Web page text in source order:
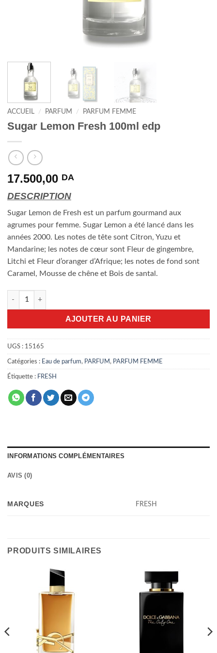
ACCUEIL / PARFUM / PARFUM FEMME
Sugar Lemon Fresh 100ml edp
17.500,00 DA
DESCRIPTION
Sugar Lemon de Fresh est un parfum gourmand aux
agrumes pour femme. Sugar Lemon a été lancé dans les
années 2000. Les notes de tête sont Citron, Yuzu et
Mandarine; les notes de cœur sont Fleur de gingembre,
Litchi et Fleur d’oranger d’Afrique; les notes de fond sont
Caramel, Mousse de chêne et Bois de santal.
quantité de Sugar Lemon Fresh 100ml edp
AJOUTER AU PANIER
UGS : 15165
Catégories : Eau de parfum, PARFUM , PARFUM FEMME
Étiquette : FRESH
INFORMATIONS COMPLÉMENTAIRES
AVIS (0)
MARQUES FRESH
PRODUITS SIMILAIRES